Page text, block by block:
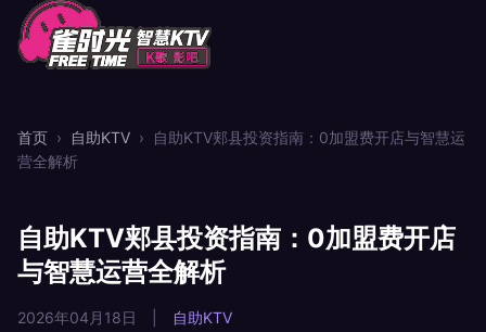
首页 › 自助KTV ›
自助KTV郏县投资指南：0加盟费开店与智慧运
营全解析
自助KTV郏县投资指南：0加盟费开店
与智慧运营全解析
2026年04月18日 自助KTV